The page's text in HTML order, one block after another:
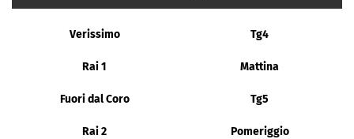
Verissimo Tg4
Rai 1 Mattina
Fuori dal Coro Tg5
Rai 2 Pomeriggio